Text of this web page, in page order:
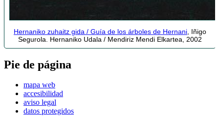
Hernaniko zuhaitz gida / Guía de los árboles de Hernani , Iñigo
Segurola. Hernaniko Udala / Mendiriz Mendi Elkartea, 2002
Pie de página
mapa web
accesibilidad
aviso legal
datos protegidos